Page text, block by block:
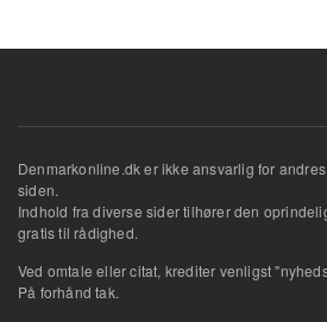
Denmarkonline.dk er ikke ansvarlig for
siden.
Indhold fra diverse sider tilhører den
gratis til rådighed.
Ved omtale eller citat, krediter venligst
På forhånd tak.